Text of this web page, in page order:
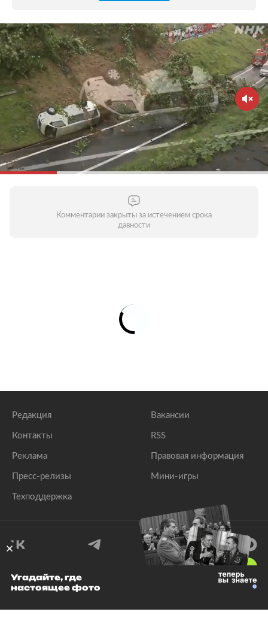
Комментарии закрыты за истечением срока
давности
Редакция
Контакты
Реклама
Пресс-релизы
Техподдержка
Вакансии
RSS
Правовая информация
Мини-игры
© 1999–2026 Все права защищены.
Угадайте, где
настоящее фото